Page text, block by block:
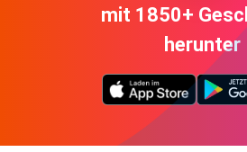
mit 1850+
herunter